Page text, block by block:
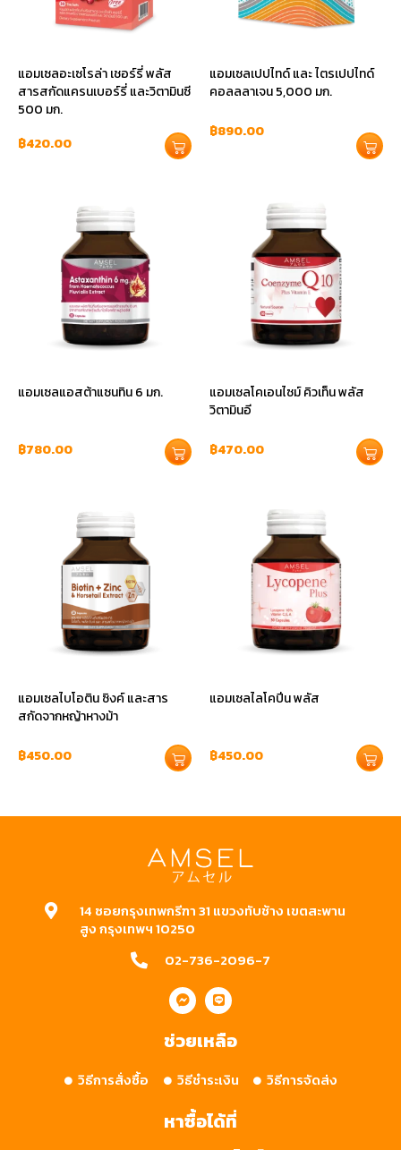
แอมเซลอะเซโรล่า เชอร์รี่ พลัส
สารสกัดแครนเบอร์รี่ และวิตามินซี
500 มก.
฿420.00
แอมเซลเปปไทด์ และ ไตรเปปไทด์
คอลลลาเจน 5,000 มก.
฿890.00
แอมเซลแอสต้าแซนทิน 6 มก.
฿780.00
แอมเซลโคเอนไซม์ คิวเท็น พลัส
วิตามินอี
฿470.00
แอมเซลไบโอติน ซิงค์ และสาร
สกัดจากหญ้าหางม้า
฿450.00
แอมเซลไลโคปีน พลัส
฿450.00
14 ซอยกรุงเทพกรีฑา 31 แขวงทับช้าง เขตสะพาน
สูง กรุงเทพฯ 10250
02-736-2096-7
ช่วยเหลือ
วิธีการสั่งซื้อ วิธีชำระเงิน วิธีการจัดส่ง
หาซื้อได้ที่